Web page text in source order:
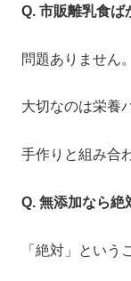
Q. 市販離乳食ば
問題ありません。
大切なのは栄養
手作りと組み合
Q. 無添加なら絶
「絶対」という